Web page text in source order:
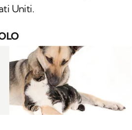
Uniti.